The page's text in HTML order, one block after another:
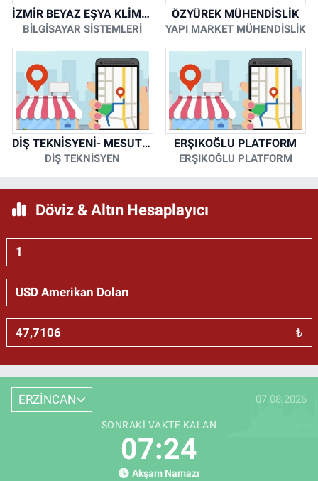
İZMİR BEYAZ EŞYA KLİMA KOMBİ SERVİSİ
BİLGİSAYAR SİSTEMLERİ
ÖZYÜREK MÜHENDİSLİK
YAPI MARKET MÜHENDİSLİK
DİŞ TEKNİSYENİ- MESUT KORKMAZ
DİŞ TEKNİSYEN
ERŞIKOĞLU PLATFORM
ERŞIKOĞLU PLATFORM
Döviz & Altın Hesaplayıcı
₺
ERZİNCAN 07.08.2026
SONRAKI VAKTE KALAN
07:23
Akşam Namazı